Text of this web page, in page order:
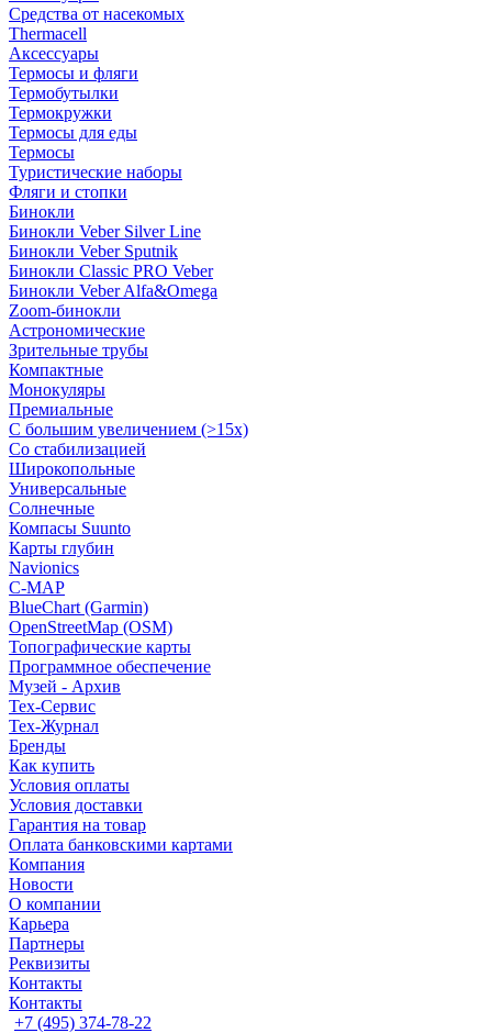
Средства от насекомых
Thermacell
Аксессуары
Термосы и фляги
Термобутылки
Термокружки
Термосы для еды
Термосы
Туристические наборы
Фляги и стопки
Бинокли
Бинокли Veber Silver Line
Бинокли Veber Sputnik
Бинокли Classic PRO Veber
Бинокли Veber Alfa&Omega
Zoom-бинокли
Астрономические
Зрительные трубы
Компактные
Монокуляры
Премиальные
С большим увеличением (>15x)
Со стабилизацией
Широкопольные
Универсальные
Солнечные
Компасы Suunto
Карты глубин
Navionics
C-MAP
BlueChart (Garmin)
OpenStreetMap (OSM)
Топографические карты
Программное обеспечение
Музей - Архив
Tex-Сервис
Тех-Журнал
Бренды
Как купить
Условия оплаты
Условия доставки
Гарантия на товар
Оплата банковскими картами
Компания
Новости
О компании
Карьера
Партнеры
Реквизиты
Контакты
Контакты
+7 (495) 374-78-22